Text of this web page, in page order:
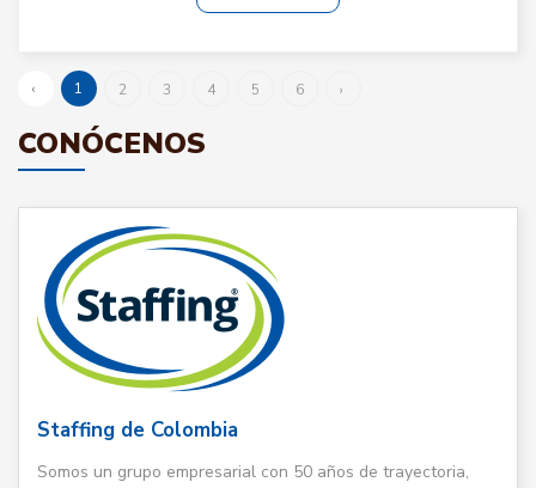
‹ 1 2 3 4 5 6 ›
CONÓCENOS
Staffing de Colombia
Somos un grupo empresarial con 50 años de trayectoria,